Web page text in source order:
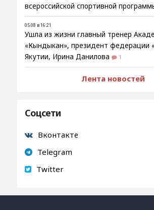
всероссийской спортивной
05.08 в 16:21
Ушла из жизни главный тренер
«Кындыкан», президент федерации
Якутии, Ирина Данилова
1
Лента новостей
Соцсети
Вконтакте
Telegram
Twitter